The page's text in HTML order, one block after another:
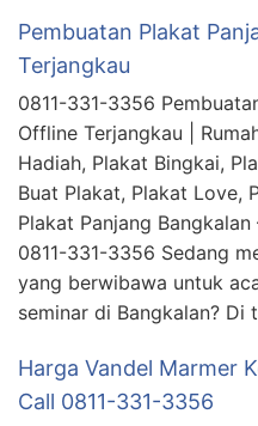
Pembuatan Plakat
Terjangkau
0811-331-3356
Offline Terjangkau |
Hadiah, Plakat Bingkai,
Buat Plakat, Plakat
Plakat Panjang
0811-331-3356 Sedang
yang berwibawa untuk
seminar di Bangkalan? Di
Harga Vandel Marmer
Call 0811-331-3356